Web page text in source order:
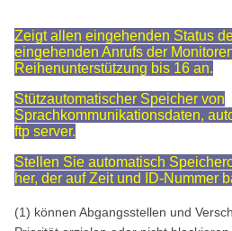
Zeigt allen eingehenden Status
eingehenden Anrufs der
Reihenunterstützung bis 16 an.
Stützautomatischer Speicher von
Sprachkommunikationsdaten,
ftp server.
Stellen Sie automatisch
her, der auf Zeit und ID-Nummer
(1) können Abgangsstellen und